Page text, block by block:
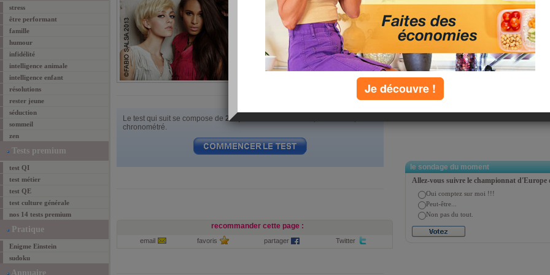
stress
être performant
famille
humour
infidélité
intelligence animale
intelligence enfant
résolutions
rester jeune
séduction
sommeil
zen
Tests premium
test QI
test métier
test QE
test culture générale
nos 14 tests premium
Pratique
Enigme Einstein
sudoku
Annuaire
tendance s'accorde parfaitement
à votre personnalité, faites le test !
Le test qui suit se compose de 20 questions
chronométré.
recommander cette page :
email favoris partager Twitter
le sondage du moment
Allez-vous suivre le championnat d'Europe
Oui comptez sur moi !!!
Peut-être...
Non pas du tout.
Je découvre !